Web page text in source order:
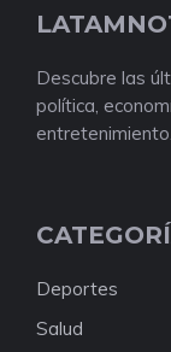
Descubre las
política,
Deportes
Salud